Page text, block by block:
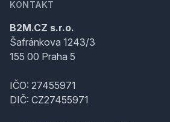
KONTAKT
B2M.CZ s.r.o.
Šafránkova 1243/3
155 00 Praha 5
IČO: 27455971
DIČ: CZ27455971